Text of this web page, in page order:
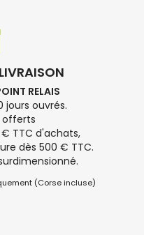
RELAIS
jours ouvrés.
offerts
€ TTC d'achats,
dès 500 € TTC.
(Corse incluse)